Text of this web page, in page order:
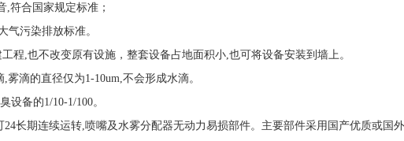
合国家规定标准；
污染排放标准。
,也不改变原有设施，整套设备占地面积小,也可将设备安装到墙上。
的直径仅为1-10um,不会形成水滴。
备的1/10-1/100。
期连续运转,喷嘴及水雾分配器无动力易损部件。主要部件采用国产优质或国